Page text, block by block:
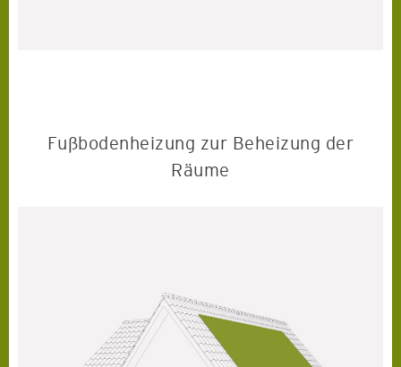
Fußbodenheizung zur Beheizung der
Räume